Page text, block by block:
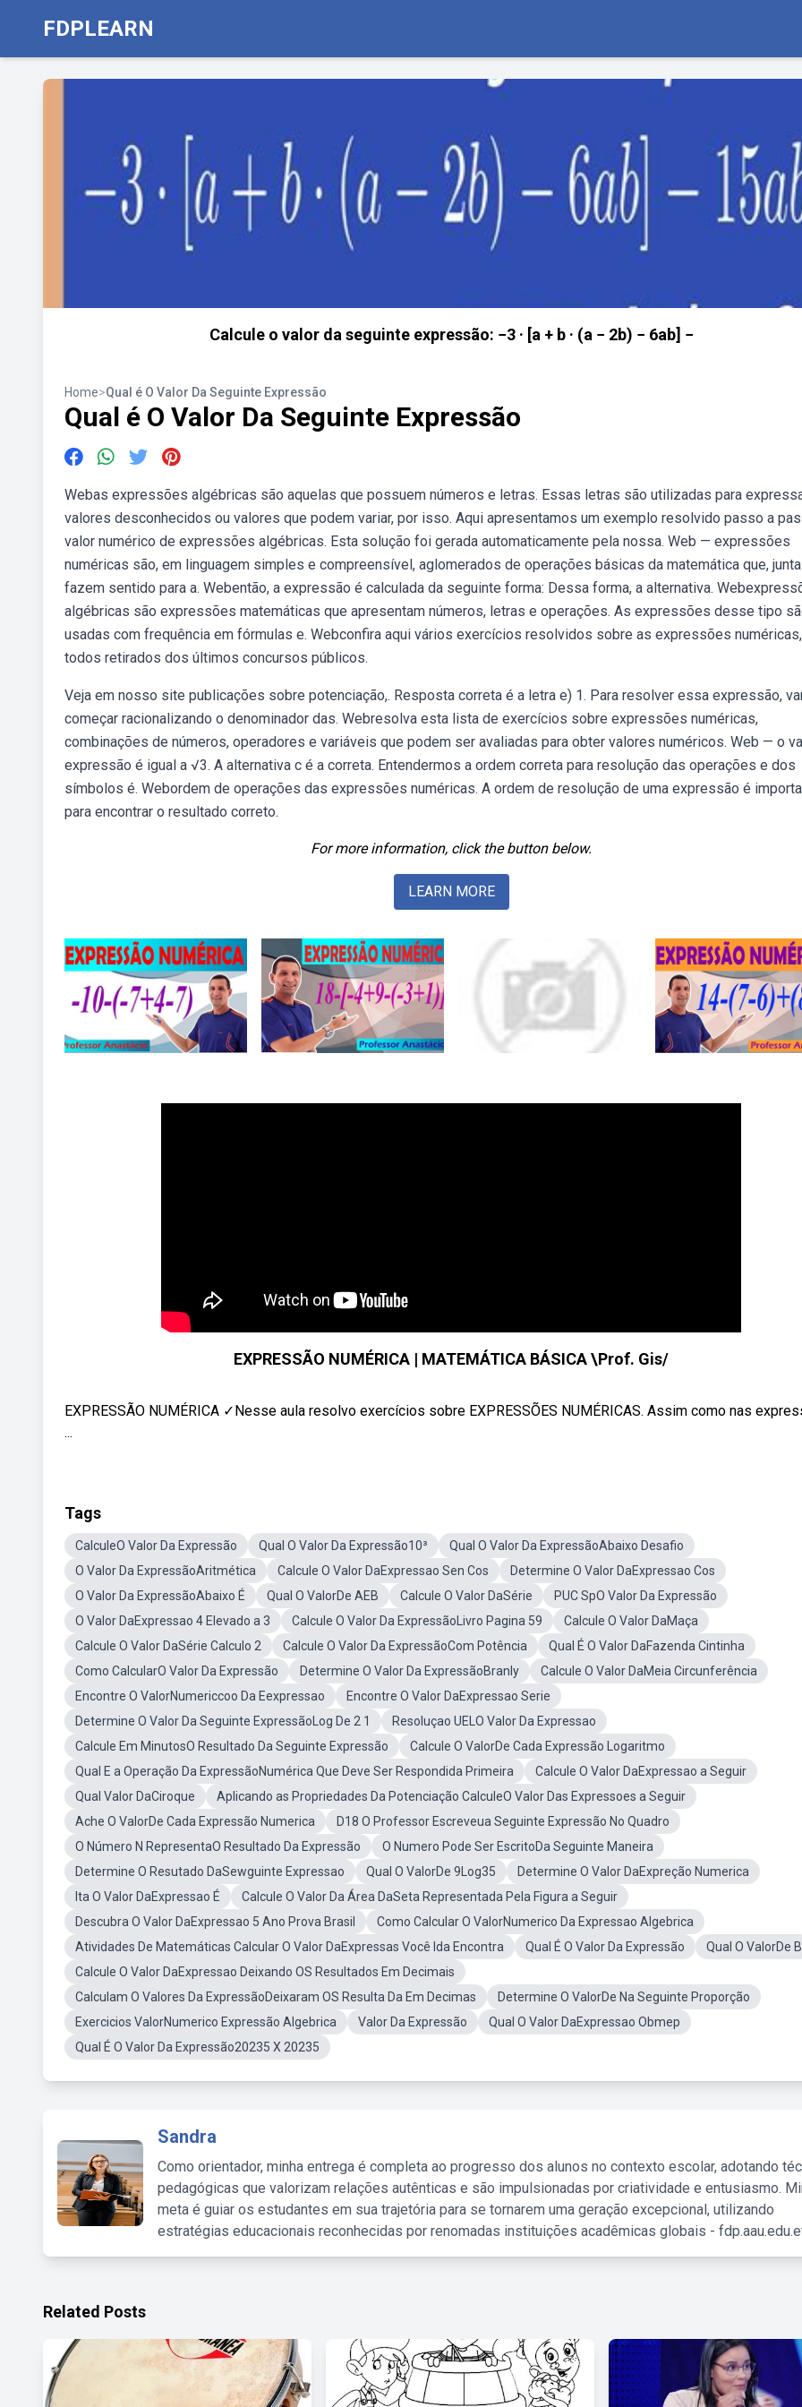
FDPLEARN
Calcule o valor da seguinte expressão: −3 · [a + b · (a − 2b) − 6ab] −
Home>Qual é O Valor Da Seguinte Expressão
Qual é O Valor Da Seguinte Expressão
Webas expressões algébricas são aquelas que possuem números e letras. Essas letras são utilizadas para
valores desconhecidos ou valores que podem variar, por isso. Aqui apresentamos um exemplo resolvido passo a
valor numérico de expressões algébricas. Esta solução foi gerada automaticamente pela nossa. Web — expressões
numéricas são, em linguagem simples e compreensível, aglomerados de operações básicas da matemática que,
fazem sentido para a. Webentão, a expressão é calculada da seguinte forma: Dessa forma, a alternativa.
algébricas são expressões matemáticas que apresentam números, letras e operações. As expressões desse tipo
usadas com frequência em fórmulas e. Webconfira aqui vários exercícios resolvidos sobre as expressões numéricas,
todos retirados dos últimos concursos públicos.
Veja em nosso site publicações sobre potenciação,. Resposta correta é a letra e) 1. Para resolver essa expressão,
começar racionalizando o denominador das. Webresolva esta lista de exercícios sobre expressões numéricas,
combinações de números, operadores e variáveis que podem ser avaliadas para obter valores numéricos. Web — o
expressão é igual a √3. A alternativa c é a correta. Entendermos a ordem correta para resolução das operações e dos
símbolos é. Webordem de operações das expressões numéricas. A ordem de resolução de uma expressão é
para encontrar o resultado correto.
For more information, click the button below.
LEARN MORE
EXPRESSÃO NUMÉRICA | MATEMÁTICA BÁSICA \Prof. Gis/
EXPRESSÃO NUMÉRICA ✓Nesse aula resolvo exercícios sobre EXPRESSÕES NUMÉRICAS. Assim como nas
...
Tags
CalculeO Valor Da Expressão Qual O Valor Da Expressão10³
Qual O Valor Da ExpressãoAbaixo Desafio
O Valor Da ExpressãoAritmética
Calcule O Valor DaExpressao Sen Cos
Determine O Valor DaExpressao Cos
O Valor Da ExpressãoAbaixo É
Qual O ValorDe AEB Calcule O Valor DaSérie
PUC SpO Valor Da Expressão
O Valor DaExpressao 4 Elevado a 3
Calcule O Valor Da ExpressãoLivro Pagina 59
Calcule O Valor DaMaça
Calcule O Valor DaSérie Calculo 2
Calcule O Valor Da ExpressãoCom Potência
Qual É O Valor DaFazenda Cintinha
Como CalcularO Valor Da Expressão
Determine O Valor Da ExpressãoBranly
Calcule O Valor DaMeia Circunferência
Encontre O ValorNumericcoo Da Eexpressao
Encontre O Valor DaExpressao Serie
Determine O Valor Da Seguinte ExpressãoLog De 2 1
Resoluçao UELO Valor Da Expressao
Calcule Em MinutosO Resultado Da Seguinte Expressão
Calcule O ValorDe Cada Expressão Logaritmo
Qual E a Operação Da ExpressãoNumérica Que Deve Ser Respondida Primeira
Calcule O Valor DaExpressao a Seguir
Qual Valor DaCiroque
Aplicando as Propriedades Da Potenciação CalculeO Valor Das Expressoes a Seguir
Ache O ValorDe Cada Expressão Numerica
D18 O Professor Escreveua Seguinte Expressão No Quadro
O Número N RepresentaO Resultado Da Expressão
O Numero Pode Ser EscritoDa Seguinte Maneira
Determine O Resutado DaSewguinte Expressao
Qual O ValorDe 9Log35
Determine O Valor DaExpreção Numerica
Ita O Valor DaExpressao É
Calcule O Valor Da Área DaSeta Representada Pela Figura a Seguir
Descubra O Valor DaExpressao 5 Ano Prova Brasil
Como Calcular O ValorNumerico Da Expressao Algebrica
Atividades De Matemáticas Calcular O Valor DaExpressas Você Ida Encontra
Qual É O Valor Da Expressão
Qual O ValorDe B
Calcule O Valor DaExpressao Deixando OS Resultados Em Decimais
Calculam O Valores Da ExpressãoDeixaram OS Resulta Da Em Decimas
Determine O ValorDe Na Seguinte Proporção
Exercicios ValorNumerico Expressão Algebrica
Valor Da Expressão
Qual O Valor DaExpressao Obmep
Qual É O Valor Da Expressão20235 X 20235
Sandra
Como orientador, minha entrega é completa ao progresso dos alunos no contexto escolar, adotando
pedagógicas que valorizam relações autênticas e são impulsionadas por criatividade e entusiasmo.
meta é guiar os estudantes em sua trajetória para se tornarem uma geração excepcional, utilizando
estratégias educacionais reconhecidas por renomadas instituições acadêmicas globais -
Related Posts